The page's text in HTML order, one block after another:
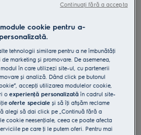
No Frost
Fișa cu informaţii despre produs
alimentele fără acumulări de
cookie pentru a-
tehnologii similare pentru a ne îmbunătăţi
marketing și promovare. De asemenea,
în care utilizezi site-ul, cu partenerii
și analiză. Dând click pe butonul
accepţi utilizarea modulelor cookie,
oexperienţă personalizată în cadrul site-
oferte speciale și să îţi afișăm reclame
alegi să dai click pe „Continuă fără a
cookie neesenţiale, ceea ce poate afecta
pe care ţi le putem oferi. Pentru mai
Continuați fără a accepta